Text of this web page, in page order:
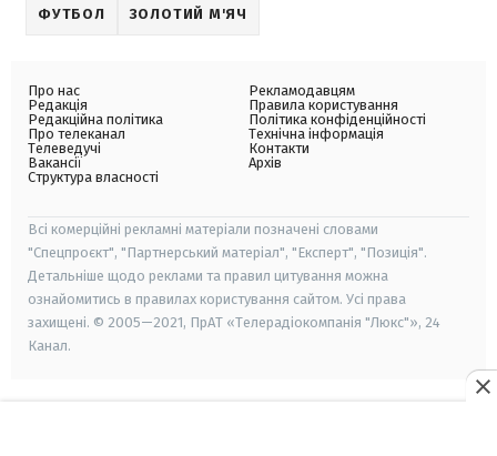
ФУТБОЛ ЗОЛОТИЙ М'ЯЧ
Про нас
Редакція
Редакційна політика
Про телеканал
Телеведучі
Вакансії
Структура власності
Рекламодавцям
Правила користування
Політика конфіденційності
Технічна інформація
Контакти
Архів
Всі комерційні рекламні матеріали позначені словами
"Спецпроєкт", "Партнерський матеріал", "Експерт", "Позиція".
Детальніше щодо реклами та правил цитування можна
ознайомитись в правилах користування сайтом. Усі права
захищені. © 2005—2021, ПрАТ «Телерадіокомпанія "Люкс"», 24
Канал.